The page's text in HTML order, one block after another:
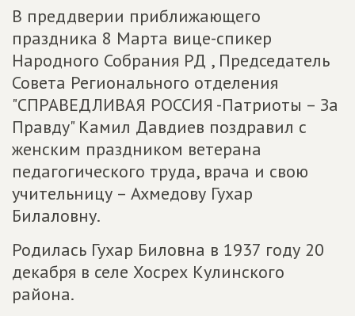
В преддверии приближающего
праздника 8 Марта вице-спикер
Народного Собрания РД , Председатель
Совета Регионального отделения
"СПРАВЕДЛИВАЯ РОССИЯ -Патриоты – За
Правду" Камил Давдиев поздравил с
женским праздником ветерана
педагогического труда, врача и свою
учительницу – Ахмедову Гухар
Билаловну.
Родилась Гухар Биловна в 1937 году 20
декабря в селе Хосрех Кулинского
района.